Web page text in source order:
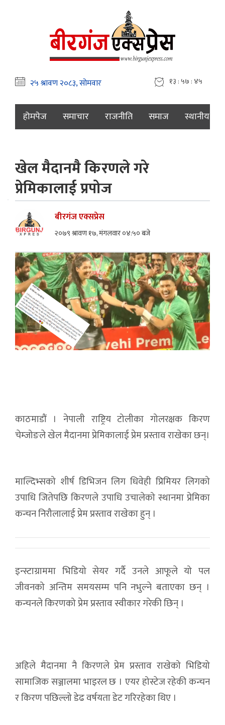
१३ : ५७ : ४६
होमपेज समाचार राजनीति समाज स्थानीय
खेल मैदानमै किरणले गरे
प्रेमिकालाई प्रपोज
बीरगंज एक्सप्रेस
२०७९ श्रावण १७, मंगलवार ०४:५० बजे
काठमाडौं । नेपाली राष्ट्रिय टोलीका गोलरक्षक किरण
चेम्जोङले खेल मैदानमा प्रेमिकालाई प्रेम प्रस्ताव राखेका छन्।
माल्दिभ्सको शीर्ष डिभिजन लिग धिवेही प्रिमियर लिगको
उपाधि जितेपछि किरणले उपाधि उचालेको स्थानमा प्रेमिका
कन्चन निरौलालाई प्रेम प्रस्ताव राखेका हुन् ।
इन्स्टाग्राममा भिडियो सेयर गर्दै उनले आफूले यो पल
जीवनको अन्तिम समयसम्म पनि नभुल्ने बताएका छन् ।
कन्चनले किरणको प्रेम प्रस्ताव स्वीकार गरेकी छिन् ।
अहिले मैदानमा नै किरणले प्रेम प्रस्ताव राखेको भिडियो
सामाजिक सञ्जालमा भाइरल छ । एयर होस्टेज रहेकी कन्चन
र किरण पछिल्लो डेढ वर्षयता डेट गरिरहेका थिए ।